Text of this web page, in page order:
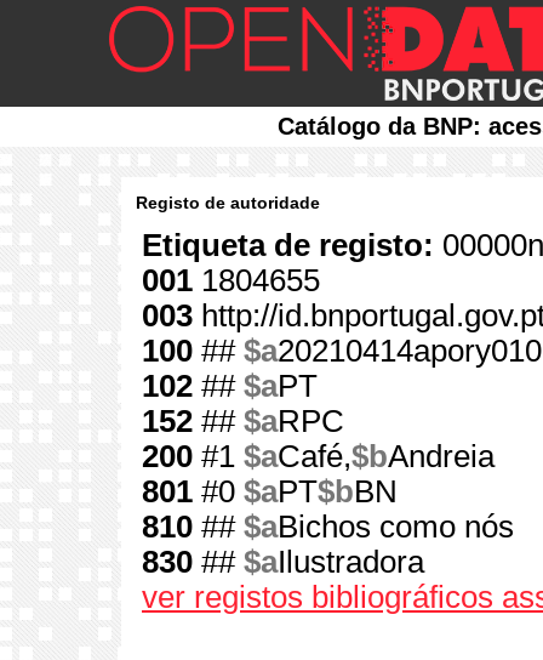
Catálogo da BNP:
Registo de autoridade
Etiqueta de registo:
001 1804655
003 http://
100 ## $a
102 ## $aPT
152 ## $aRPC
200 #1 $aCafé,$bAndreia
801 #0 $aPT$bBN
810 ## $aBichos como nós
830 ## $aIlustradora
ver registos bibliográficos